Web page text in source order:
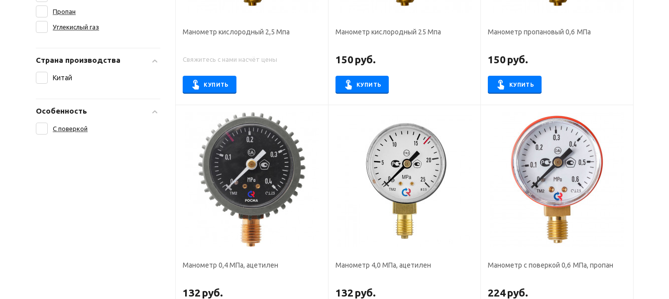
Манометр киcлородный 2,5 Мпа
Свяжитесь с нами насчёт цены
КУПИТЬ
Манометр киcлородный 25 Мпа
150руб.
КУПИТЬ
Манометр пропановый 0,6 МПа
150руб.
КУПИТЬ
Манометр 0,4 МПа, ацетилен
132 руб.
Манометр 4,0 МПа, ацетилен
132 руб.
Манометр с поверкой 0,6 МПа, пропан
224руб.
Пропан
Углекислый газ
Страна производства
Китай
Особенность
С поверкой